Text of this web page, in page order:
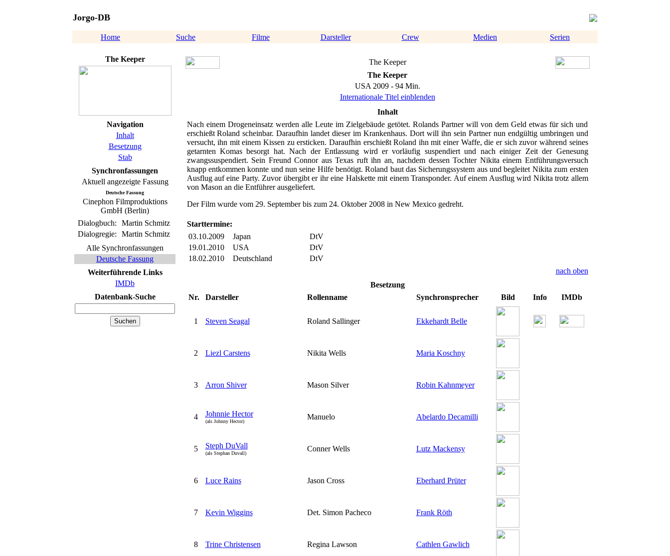
Jorgo-DB
Home Suche Filme Darsteller Crew Medien Serien
The Keeper
Navigation
Inhalt
Besetzung
Stab
Synchronfassungen
Aktuell angezeigte Fassung
Deutsche Fassung
Cinephon Filmproduktions
GmbH (Berlin)
Dialogbuch:
Martin Schmitz
Dialogregie:
Martin Schmitz
Alle Synchronfassungen
Deutsche Fassung
Weiterführende Links
IMDb
Datenbank-Suche
The Keeper
The Keeper
USA 2009 - 94 Min.
Internationale Titel einblenden
Inhalt
Nach einem Drogeneinsatz werden alle Leute im Zielgebäude getötet. Rolands Partner will von dem Geld etwas für sich und
erschießt Roland scheinbar. Daraufhin landet dieser im Krankenhaus. Dort will ihn sein Partner nun endgültig umbringen und
versucht, ihn mit einem Kissen zu ersticken. Daraufhin erschießt Roland ihn mit einer Waffe, die er sich zuvor während seines
getarnten Komas besorgt hat. Nach der Entlassung wird er vorläufig suspendiert und nach einiger Zeit der Genesung
zwangssuspendiert. Sein Freund Connor aus Texas ruft ihn an, nachdem dessen Tochter Nikita einem Entführungsversuch
knapp entkommen konnte und nun seine Hilfe benötigt. Roland baut das Sicherungssystem aus und begleitet Nikita zum ersten
Ausflug auf eine Party. Zuvor übergibt er ihr eine Halskette mit einem Transponder. Auf einem Ausflug wird Nikita trotz allem
von Mason an die Entführer ausgeliefert.
Der Film wurde vom 29. September bis zum 24. Oktober 2008 in New Mexico gedreht.
Starttermine:
03.10.2009
Japan
DtV
19.01.2010
USA
DtV
18.02.2010
Deutschland
DtV
nach oben
Besetzung
Nr.
Darsteller Rollenname Synchronsprecher Bild Info IMDb
1 Steven Seagal Roland Sallinger Ekkehardt Belle
2 Liezl Carstens Nikita Wells Maria Koschny
3 Arron Shiver Mason Silver Robin Kahnmeyer
4 Johnnie Hector
(als Johnny Hector)
Manuelo Abelardo Decamilli
5 Steph DuVall
(als Stephan Duvall)
Conner Wells Lutz Mackensy
6 Luce Rains Jason Cross Eberhard Prüter
7 Kevin Wiggins Det. Simon Pacheco Frank Röth
8 Trine Christensen Regina Lawson Cathlen Gawlich